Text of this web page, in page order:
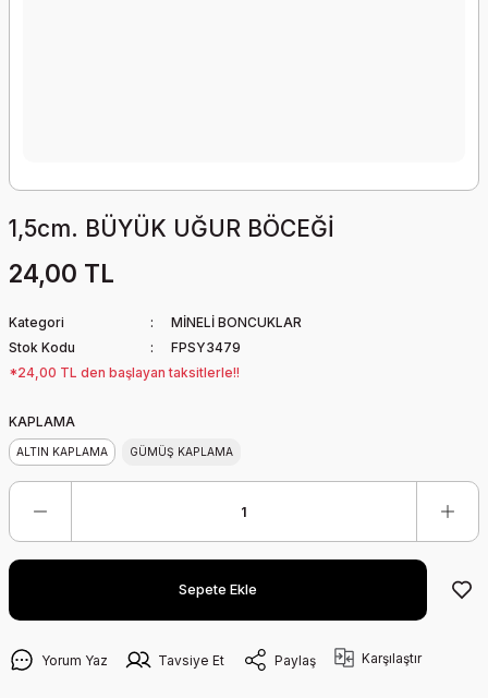
1,5cm. BÜYÜK UĞUR BÖCEĞİ
24,00 TL
Kategori
MİNELİ BONCUKLAR
Stok Kodu
FPSY3479
*24,00 TL den başlayan taksitlerle!!
KAPLAMA
ALTIN KAPLAMA GÜMÜŞ KAPLAMA
Sepete Ekle
Yorum Yaz Tavsiye Et Paylaş Karşılaştır